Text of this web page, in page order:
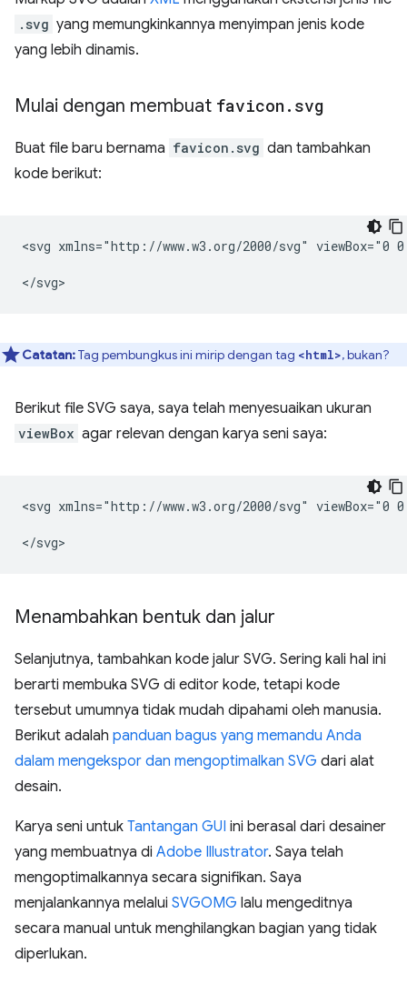
.svg yang memungkinkannya menyimpan jenis kode
yang lebih dinamis.
Mulai dengan membuat favicon . svg
Buat file baru bernama favicon.svg dan tambahkan
kode berikut:
<svg xmlns="http://www.w3.org/2000/svg" viewBox="0 0
Catatan:Tag pembungkus ini mirip dengan tag <html>, bukan?
Berikut file SVG saya, saya telah menyesuaikan ukuran
viewBox agar relevan dengan karya seni saya:
<svg xmlns="http://www.w3.org/2000/svg" viewBox="0 0
Menambahkan bentuk dan jalur
Selanjutnya, tambahkan kode jalur SVG. Sering kali hal ini
berarti membuka SVG di editor kode, tetapi kode
tersebut umumnya tidak mudah dipahami oleh manusia.
Berikut adalah panduan bagus yang memandu Anda
dalam mengekspor dan mengoptimalkan SVG dari alat
desain.
Karya seni untuk Tantangan GUI ini berasal dari desainer
yang membuatnya di Adobe Illustrator. Saya telah
mengoptimalkannya secara signifikan. Saya
menjalankannya melalui SVGOMG lalu mengeditnya
secara manual untuk menghilangkan bagian yang tidak
diperlukan.